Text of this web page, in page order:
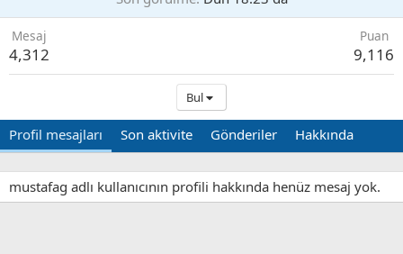
Mesaj
4,312
Puan
9,116
Bul
Profil mesajları Son aktivite Gönderiler Hakkında
mustafag adlı kullanıcının profili hakkında henüz mesaj yok.